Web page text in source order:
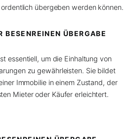
übergeben werden können.
ÜBERGABE
essentiell, um die Einhaltung von
zu gewährleisten. Sie bildet
Immobilie in einem Zustand, der
Mieter oder Käufer erleichtert.